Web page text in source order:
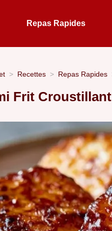
Repas Rapides
Recettes Repas Rapides
Frit Croustillant